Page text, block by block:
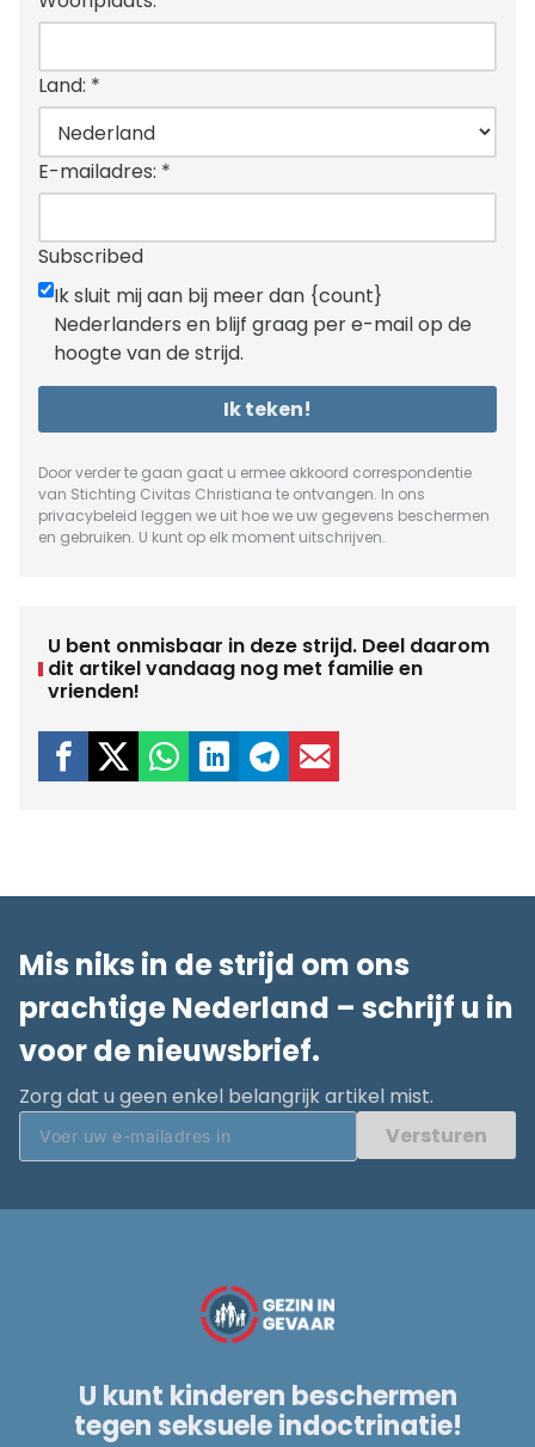
Land: *
E-mailadres: *
Subscribed
Ik sluit mij aan bij meer dan {count}
Nederlanders en blijf graag per e-mail op de
hoogte van de strijd.
Ik teken!
Door verder te gaan gaat u ermee akkoord correspondentie
van Stichting Civitas Christiana te ontvangen. In ons
privacybeleid leggen we uit hoe we uw gegevens beschermen
en gebruiken. U kunt op elk moment uitschrijven.
U bent onmisbaar in deze strijd. Deel daarom
dit artikel vandaag nog met familie en
vrienden!
Mis niks in de strijd om ons
prachtige Nederland – schrijf u in
voor de nieuwsbrief.
Zorg dat u geen enkel belangrijk artikel mist.
Versturen
U kunt kinderen beschermen
tegen seksuele indoctrinatie!